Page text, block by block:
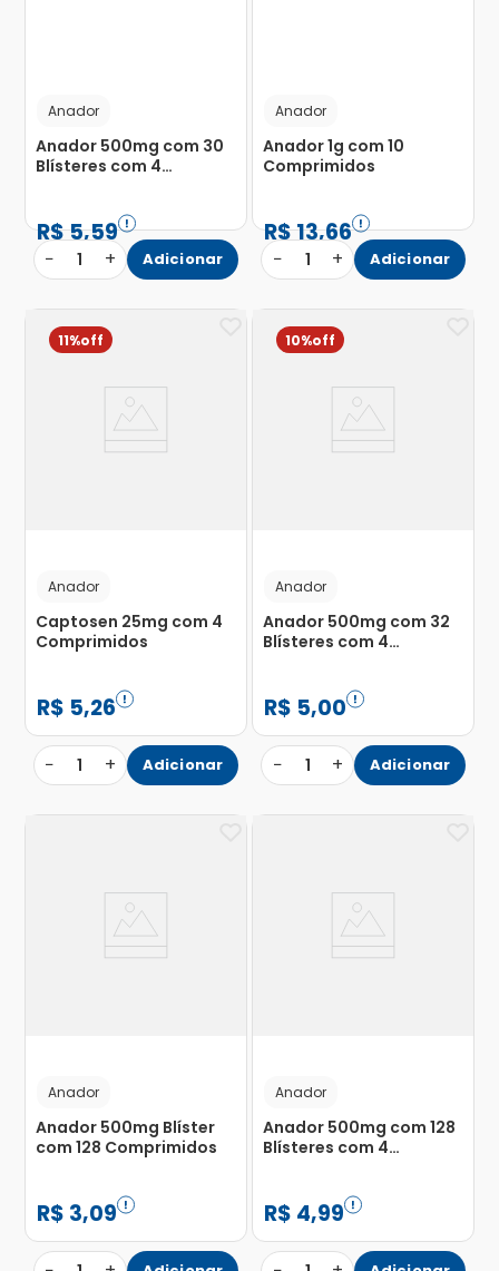
Anador
Anador 500mg com 30
Blísteres com 4
R$5,59
− 1 + Adicionar
Anador
Anador 1g com 10
Comprimidos
R$13,66
− 1 + Adicionar
11%
Anador
Captosen 25mg com 4
Comprimidos
R$ 5,26
− 1 + Adicionar
10%
Anador
Anador 500mg com 32
Blísteres com 4
R$ 5,00
− 1 + Adicionar
Anador
Anador 500mg Blíster
com 128 Comprimidos
R$ 3,09
Anador
Anador 500mg com 128
Blísteres com 4
R$ 4,99